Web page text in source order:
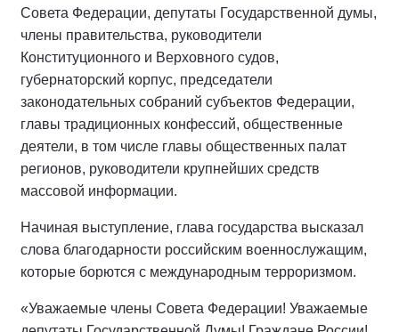
Совета Федерации, депутаты Государственной думы,
члены правительства, руководители
Конституционного и Верховного судов,
губернаторский корпус, председатели
законодательных собраний субъектов Федерации,
главы традиционных конфессий, общественные
деятели, в том числе главы общественных палат
регионов, руководители крупнейших средств
массовой информации.
Начиная выступление, глава государства высказал
слова благодарности российским военнослужащим,
которые борются с международным терроризмом.
«Уважаемые члены Совета Федерации! Уважаемые